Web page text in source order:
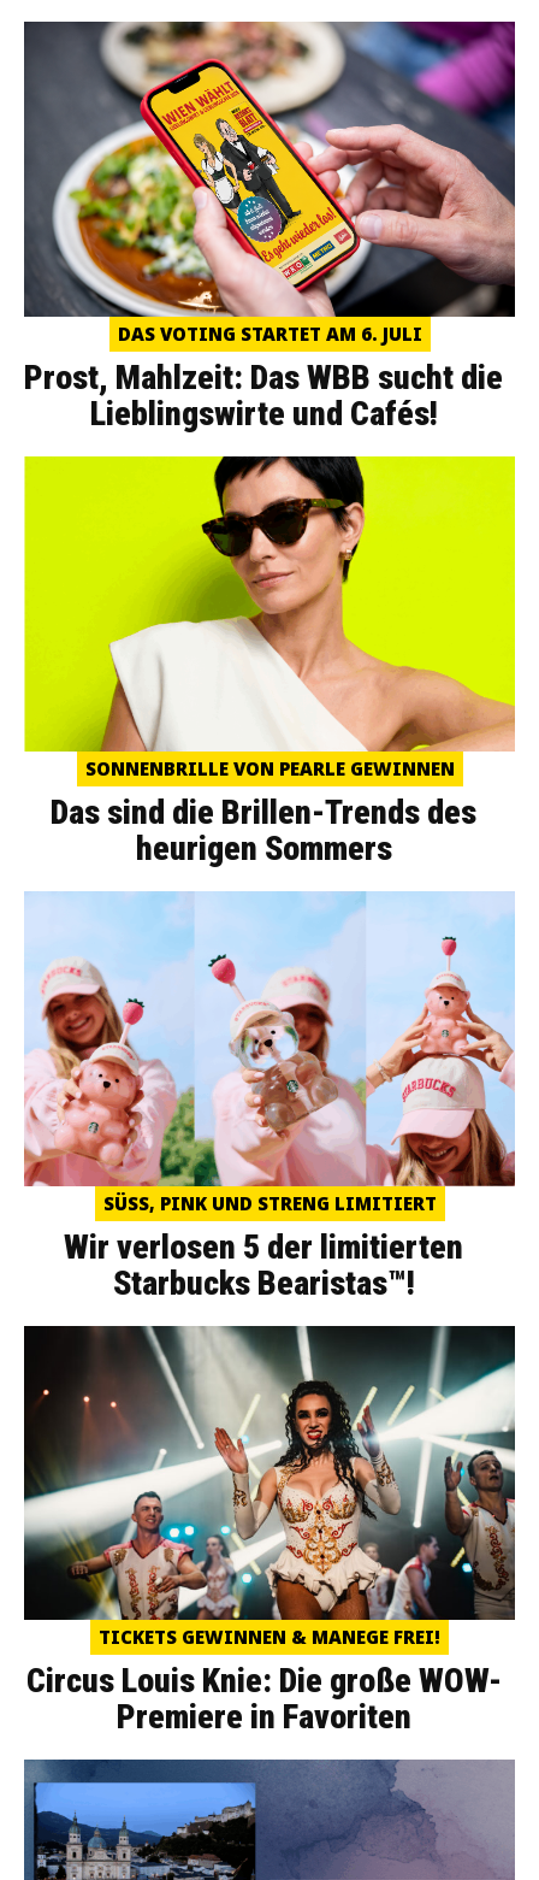
DAS VOTING STARTET AM 6. JULI
Prost, Mahlzeit: Das WBB sucht die
Lieblingswirte und Cafés!
SONNENBRILLE VON PEARLE GEWINNEN
Das sind die Brillen-Trends des
heurigen Sommers
SÜSS, PINK UND STRENG LIMITIERT
Wir verlosen 5 der limitierten
Starbucks Bearistas™!
TICKETS GEWINNEN & MANEGE FREI!
Circus Louis Knie: Die große WOW-
Premiere in Favoriten